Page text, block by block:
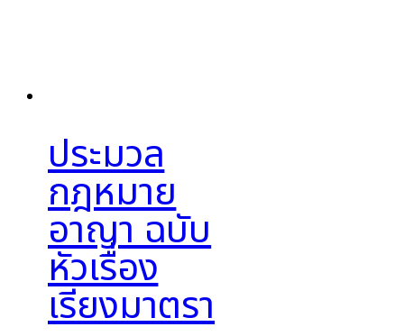
ประมวล
กฎหมาย
อาญา ฉบับ
หัวเรื่อง
เรียงมาตรา